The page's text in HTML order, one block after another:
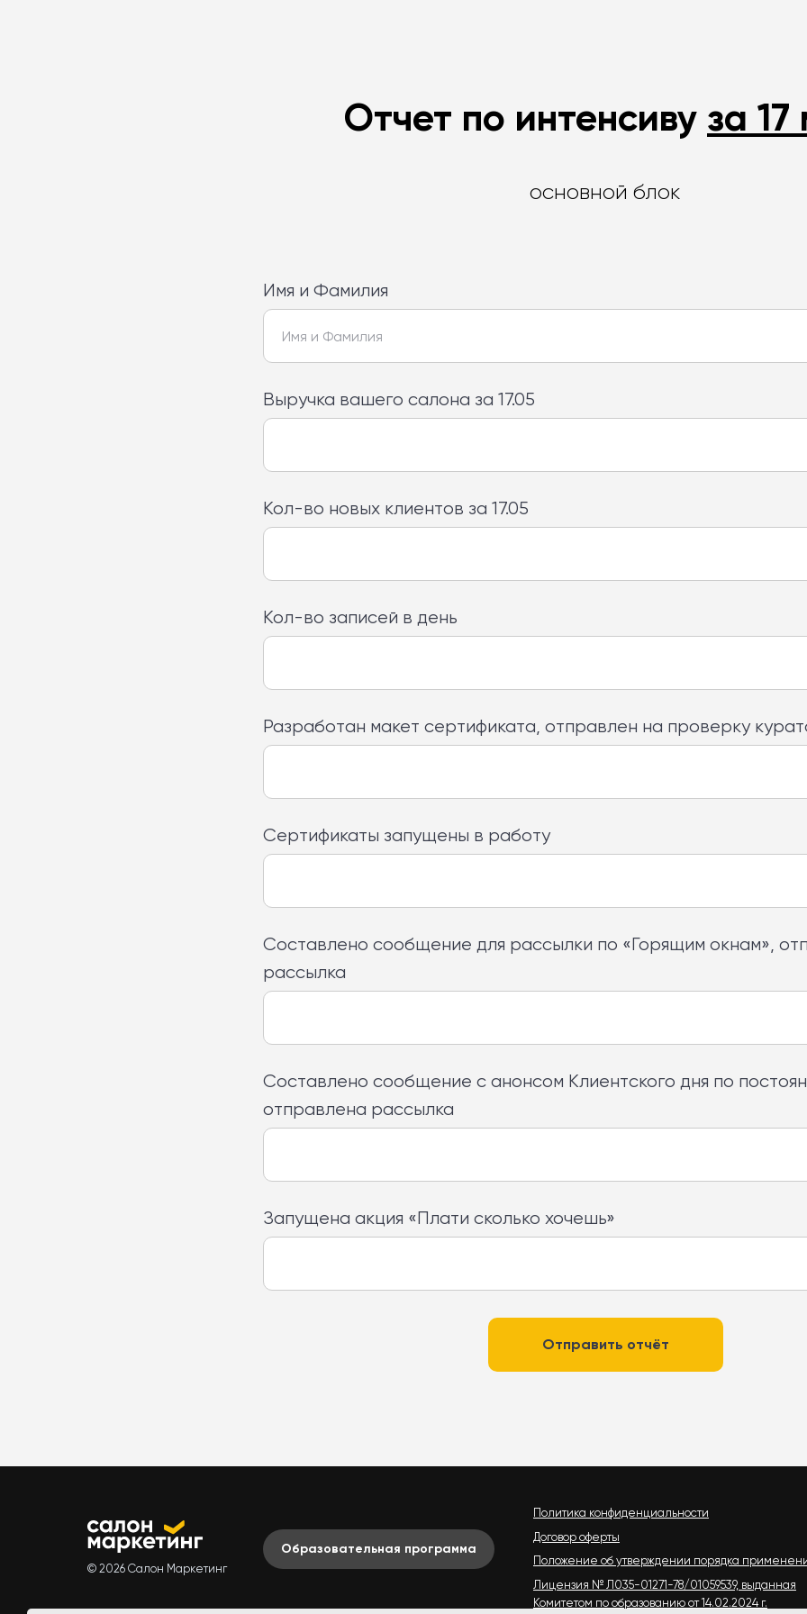
Отчет по интенсиву за
основной блок
Имя и Фамилия
Выручка вашего салона за 17.05
Кол-во новых клиентов за 17.05
Кол-во записей в день
Разработан макет сертификата, отправлен на проверку
Сертификаты запущены в работу
Составлено сообщение для рассылки по «Горящим окнам»,
рассылка
Составлено сообщение с анонсом Клиентского дня по
отправлена рассылка
Запущена акция «Плати сколько хочешь»
Отправить отчёт
© 2026 Салон Маркетинг
Образовательная программа
Договор оферты
Политика конфиденциальности
Положение об утверждении порядка
Лицензия № Л035-01271-78/01059539, выданная
Комитетом по образованию от 14.02.2024 г.